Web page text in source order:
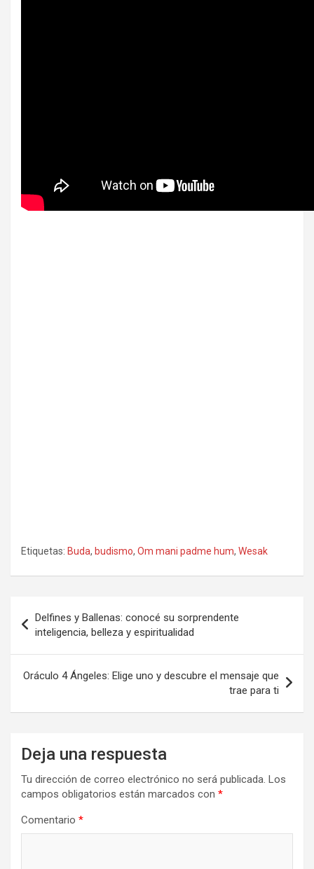
Etiquetas: Buda, budismo, Om mani padme hum, Wesak
de
entradas
Delfines y Ballenas: conocé su sorprendente
inteligencia, belleza y espiritualidad
Oráculo 4 Ángeles: Elige uno y descubre el mensaje que
trae para ti
Deja una respuesta
Tu dirección de correo electrónico no será publicada. Los
campos obligatorios están marcados con *
Comentario *